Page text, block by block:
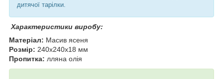
дитячої тарілки.
Характеристики виробу:
Матеріал: Масив ясеня
Розмір: 240х240х18 мм
Пропитка: лляна олія